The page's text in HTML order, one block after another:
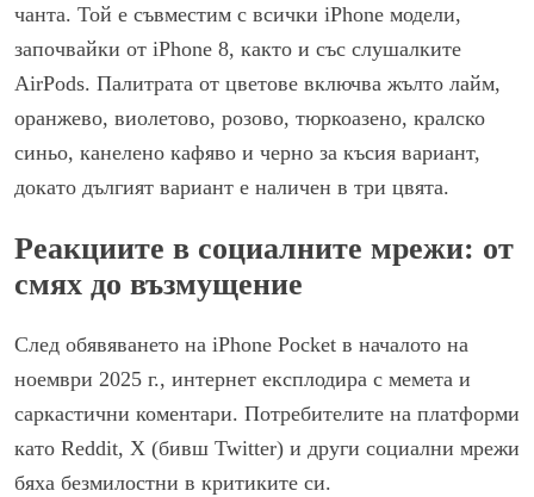
чанта. Той е съвместим с всички iPhone модели,
започвайки от iPhone 8, както и със слушалките
AirPods. Палитрата от цветове включва жълто лайм,
оранжево, виолетово, розово, тюркоазено, кралско
синьо, канелено кафяво и черно за късия вариант,
докато дългият вариант е наличен в три цвята.
Реакциите в социалните мрежи: от
смях до възмущение
След обявяването на iPhone Pocket в началото на
ноември 2025 г., интернет експлодира с мемета и
саркастични коментари. Потребителите на платформи
като Reddit, X (бивш Twitter) и други социални мрежи
бяха безмилостни в критиките си.